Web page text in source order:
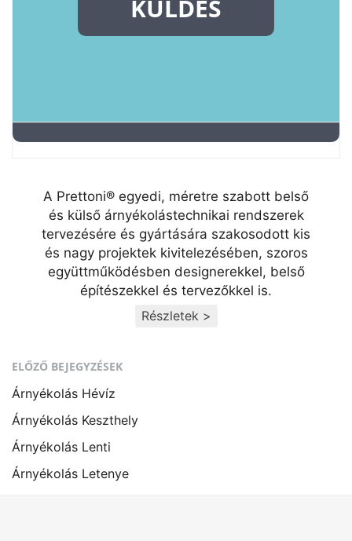
A Prettoni® egyedi, méretre szabott belső
és külső árnyékolástechnikai rendszerek
tervezésére és gyártására szakosodott kis
és nagy projektek kivitelezésében, szoros
együttműködésben designerekkel, belső
építészekkel és tervezőkkel is.
Részletek >
ELŐZŐ BEJEGYZÉSEK
Árnyékolás Hévíz
Árnyékolás Keszthely
Árnyékolás Lenti
Árnyékolás Letenye